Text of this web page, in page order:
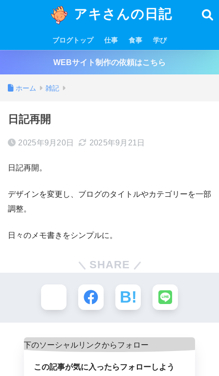
アキさんの日記
ブログトップ 仕事 食事 学び
WEBサイト制作の依頼はこちら
ホーム 雑記
日記再開
2025年9月20日 2025年9月21日
日記再開。
デザインを変更し、ブログのタイトルやカテゴリーを一部
調整。
日々のメモ書きをシンプルに。
SHARE
この記事が気に入ったらフォローしよう